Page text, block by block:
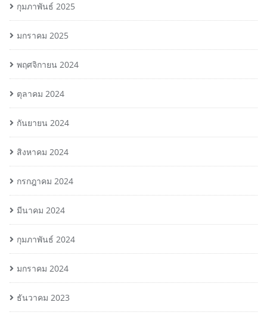
กุมภาพันธ์ 2025
มกราคม 2025
พฤศจิกายน 2024
ตุลาคม 2024
กันยายน 2024
สิงหาคม 2024
กรกฎาคม 2024
มีนาคม 2024
กุมภาพันธ์ 2024
มกราคม 2024
ธันวาคม 2023